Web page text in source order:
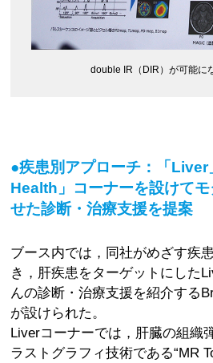
double IR（DIR）が可能に
●疾患別アプローチ：「
Health」コーナーを設けて
せた診断・治療支援を提案
ブース内では，同社がめざす疾
き，肝疾患をターゲットにした
んの診断・治療支援を紹介する
が設けられた。
Liverコーナーでは，肝臓の組織
ラストグラフィ技術である“MR